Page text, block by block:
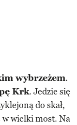
wybrzeżem.
Krk. Jedzie się
do skał,
w wielki most. Na